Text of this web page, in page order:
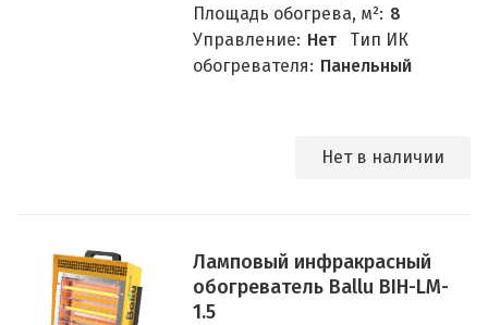
Площадь обогрева, м²: 8
Управление: Нет
Тип ИК
обогревателя: Панельный
Нет в наличии
Ламповый инфракрасный
обогреватель Ballu BIH-LM-
1.5